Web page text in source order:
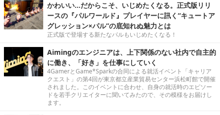
かわいい…だからこそ、いじめたくなる。正式版リリ
ースの『パルワールド』プレイヤーに訊く“キュートア
グレッション×パル”の底知れぬ魅力とは
正式版で登場する新たなパルもいじめたくなる！
Aimingのエンジニアは、上下関係のない社内で自主的
に働き、「好き」を仕事にしていく
4GamerとGame*Sparkの合同による就活イベント「キャリア
クエスト」の第4回が東京都立産業貿易センター浜松町館で開催
されました。このイベントに合わせ、自身の就活時のエピソー
ドを若手クリエイターに聞いてみたので、その模様をお届けし
ます。